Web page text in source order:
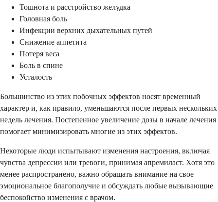
Тошнота и расстройство желудка
Головная боль
Инфекции верхних дыхательных путей
Снижение аппетита
Потеря веса
Боль в спине
Усталость
Большинство из этих побочных эффектов носят временный
характер и, как правило, уменьшаются после первых нескольких
недель лечения. Постепенное увеличение дозы в начале лечения
помогает минимизировать многие из этих эффектов.
Некоторые люди испытывают изменения настроения, включая
чувства депрессии или тревоги, принимая апремиласт. Хотя это
менее распространено, важно обращать внимание на свое
эмоциональное благополучие и обсуждать любые вызывающие
беспокойство изменения с врачом.